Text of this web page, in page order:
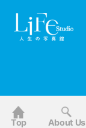
Top About Us